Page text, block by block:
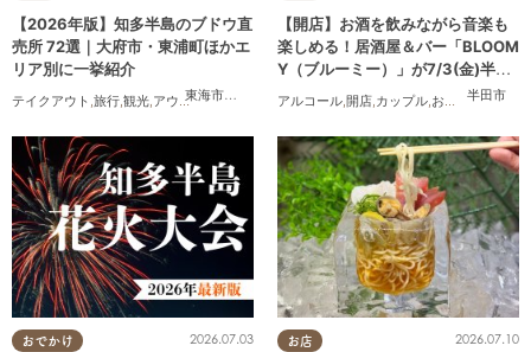
東海市大府市 東浦町,半田市,美浜町
【2026年版】知多半島のブドウ直
売所 72選｜大府市・東浦町ほかエ
リア別に一挙紹介
テイクアウト ,旅行,観光,アウトドア , まちネタ 季節ネタ 半田市
【開店】お酒を飲みながら音楽も
楽しめる！居酒屋＆バー「BLOOM
Y（ブルーミー）」が7/3(金)半田
市でオープン
アルコール,開店,カップル,おひとりさま
おでかけ 2026.07.03 お店 2026.07.10